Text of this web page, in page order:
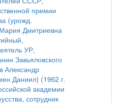
премии
(урожд.
Дмитриевна
УР,
Завьяловского
Александр
Даниил) (1962 г.
академии
сотрудник